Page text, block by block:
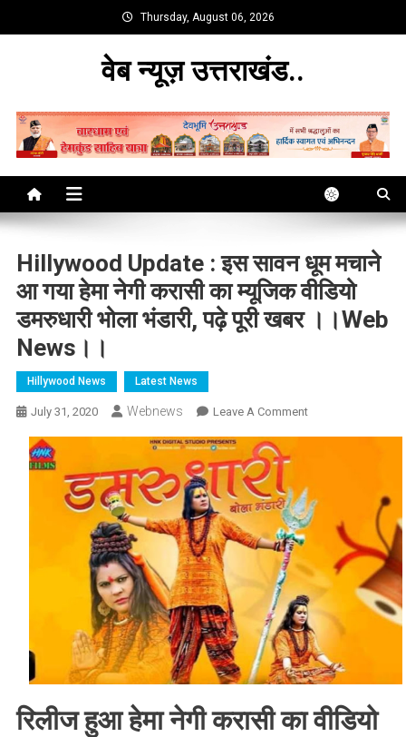
to
Thursday, August 06, 2026
वेब न्यूज़ उत्तराखंड..
Hillywood Update : इस सावन धूम मचाने
आ गया हेमा नेगी करासी का म्यूजिक वीडियो
डमरुधारी भोला भंडारी, पढ़े पूरी खबर ।।web
News।।
Hillywood News Latest News
July 31, 2020 Webnews Leave A CommentOn
इस
सावन
धूम
आ
गया
हेमा
नेगी
करासी
का
म्यूजिक
वीडियो
रिलीज हुआ हेमा नेगी करासी का वीडियो